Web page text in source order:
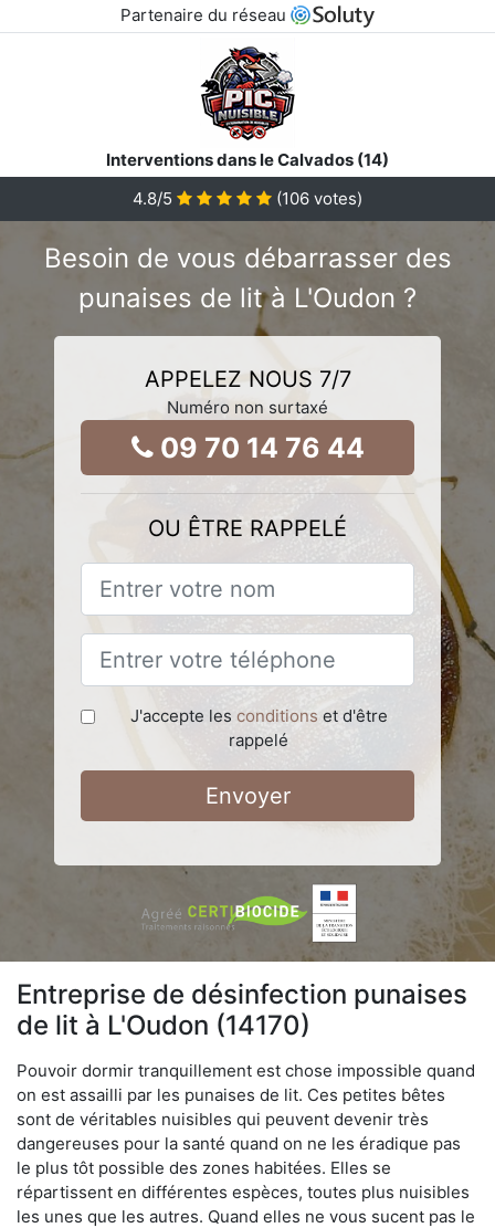
Partenaire du réseau
Interventions dans le Calvados (14)
4.8/5 (106 votes)
Besoin de vous débarrasser des
punaises de lit à L'Oudon ?
APPELEZ NOUS 7/7
Numéro non surtaxé
09 70 14 76 44
OU ÊTRE RAPPELÉ
J'accepte les conditions et d'être
rappelé
Envoyer
Entreprise de désinfection punaises
de lit à L'Oudon (14170)
Pouvoir dormir tranquillement est chose impossible quand
on est assailli par les punaises de lit. Ces petites bêtes
sont de véritables nuisibles qui peuvent devenir très
dangereuses pour la santé quand on ne les éradique pas
le plus tôt possible des zones habitées. Elles se
répartissent en différentes espèces, toutes plus nuisibles
les unes que les autres. Quand elles ne vous sucent pas le